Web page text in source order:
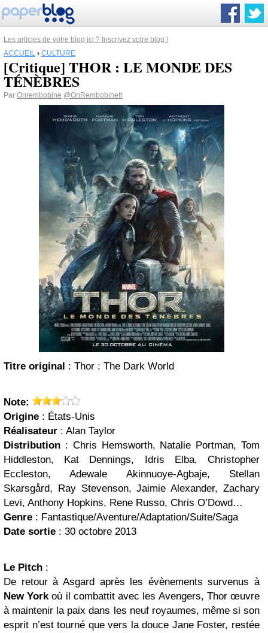
Les articles de votre blog ici ? Inscrivez votre blog !
ACCUEIL › CULTURE
[Critique] THOR : LE MONDE DES
TÉNÈBRES
Par Onrembobine @OnRembobinefr
Titre original : Thor : The Dark World
Note:
Origine : États-Unis
Réalisateur : Alan Taylor
Distribution : Chris Hemsworth, Natalie Portman, Tom
Hiddleston, Kat Dennings, Idris Elba, Christopher
Eccleston, Adewale Akinnuoye-Agbaje, Stellan
Skarsgård, Ray Stevenson, Jaimie Alexander, Zachary
Levi, Anthony Hopkins, Rene Russo, Chris O’Dowd…
Genre : Fantastique/Aventure/Adaptation/Suite/Saga
Date sortie : 30 octobre 2013
Le Pitch :
De retour à Asgard après les évènements survenus à
New Yorkoù il combattit avec les Avengers, Thor œuvre
à maintenir la paix dans les neuf royaumes, même si son
esprit n’est tourné que vers la douce Jane Foster, restée